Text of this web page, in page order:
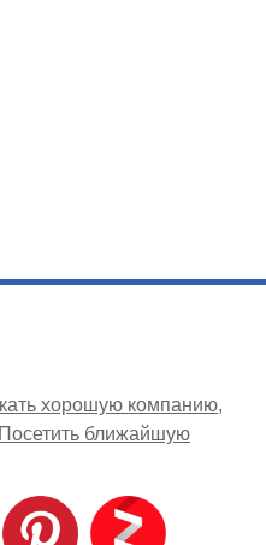
хорошую компанию
Посетить ближайшую